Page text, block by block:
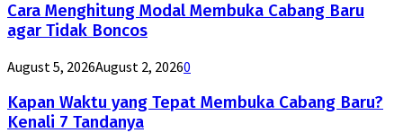
Cara Menghitung Modal Membuka Cabang Baru
agar Tidak Boncos
August 5, 2026August 2, 20260
Kapan Waktu yang Tepat Membuka Cabang Baru?
Kenali 7 Tandanya